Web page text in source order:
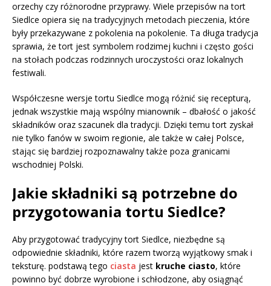
orzechy czy różnorodne przyprawy. Wiele przepisów na tort
Siedlce opiera się na tradycyjnych metodach pieczenia, które
były przekazywane z pokolenia na pokolenie. Ta długa tradycja
sprawia, że tort jest symbolem rodzimej kuchni i często gości
na stołach podczas rodzinnych uroczystości oraz lokalnych
festiwali.
Współczesne wersje tortu Siedlce mogą różnić się recepturą,
jednak wszystkie mają wspólny mianownik – dbałość o jakość
składników oraz szacunek dla tradycji. Dzięki temu tort zyskał
nie tylko fanów w swoim regionie, ale także w całej Polsce,
stając się bardziej rozpoznawalny także poza granicami
wschodniej Polski.
Jakie składniki są potrzebne do
przygotowania tortu Siedlce?
Aby przygotować tradycyjny tort Siedlce, niezbędne są
odpowiednie składniki, które razem tworzą wyjątkowy smak i
teksturę. podstawą tego ciasta jest kruche ciasto, które
powinno być dobrze wyrobione i schłodzone, aby osiągnąć